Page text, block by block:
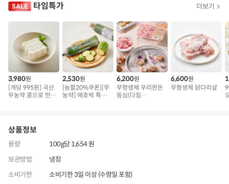
타임특가 더보기
3,980원
[개당 995원] 국산
무농약 콩으로 만든
2,530원
[농할20%쿠폰][무
농약] 애호박 특품
6,200원
무항생제 우리한돈
등심(다짐
6,600원
무항생제 닭다리살
상품정보
용량
100g당 1,654 원
보관방법
냉장
소비기한
소비기한 3일 이상 (수령일 포함)